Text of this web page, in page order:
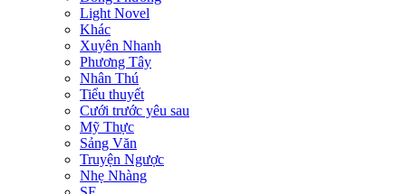
Light Novel
Khác
Xuyên Nhanh
Phương Tây
Nhân Thú
Tiểu thuyết
Cưới trước yêu sau
Mỹ Thực
Sảng Văn
Truyện Ngược
Nhẹ Nhàng